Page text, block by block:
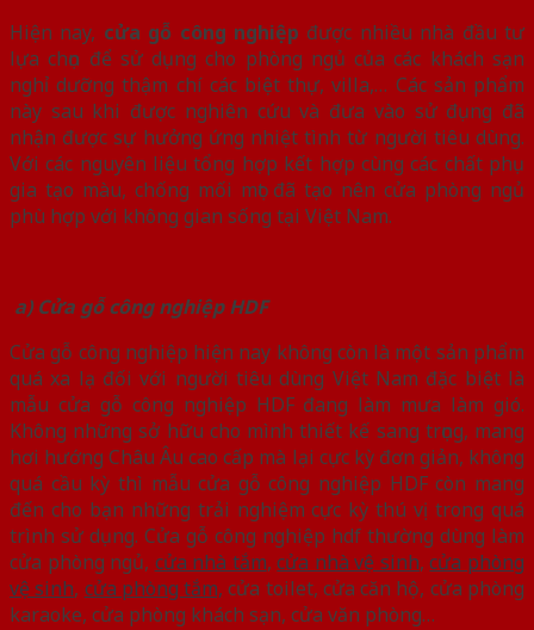
Hiện nay, cửa gỗ công nghiệp được nhiều nhà đầu tư
lựa chọn để sử dụng cho phòng ngủ của các khách sạn
nghỉ dưỡng thậm chí các biệt thự, villa,… Các sản phẩm
này sau khi được nghiên cứu và đưa vào sử đụng đã
nhận được sự hưởng ứng nhiệt tình từ người tiêu dùng.
Với các nguyên liệu tổng hợp kết hợp cùng các chất phụ
gia tạo màu, chống mối mọt đã tạo nên cửa phòng ngủ
phù hợp với không gian sống tại Việt Nam.
a) Cửa gỗ công nghiệp HDF
Cửa gỗ công nghiệp hiện nay không còn là một sản phẩm
quá xa lạ đối với người tiêu dùng Việt Nam đặc biệt là
mẫu cửa gỗ công nghiệp HDF đang làm mưa làm gió.
Không những sở hữu cho mình thiết kế sang trọng, mang
hơi hướng Châu Âu cao cấp mà lại cực kỳ đơn giản, không
quá cầu kỳ thì mẫu cửa gỗ công nghiệp HDF còn mang
đến cho bạn những trải nghiệm cực kỳ thú vị trong quá
trình sử dụng. Cửa gỗ công nghiệp hdf thường dùng làm
cửa phòng ngủ, cửa nhà tắm,cửa nhà vệ sinh,cửa phòng
vệ sinh, cửa phòng tắm, cửa toilet, cửa căn hộ, cửa phòng
karaoke, cửa phòng khách sạn, cửa văn phòng…